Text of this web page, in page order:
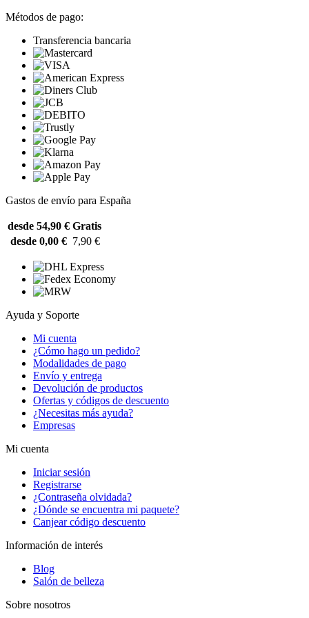
Métodos de pago:
Transferencia bancaria
Gastos de envío para España
desde 54,90 € Gratis
desde 0,00 € 7,90 €
Ayuda y Soporte
Mi cuenta
¿Cómo hago un pedido?
Modalidades de pago
Envío y entrega
Devolución de productos
Ofertas y códigos de descuento
¿Necesitas más ayuda?
Empresas
Mi cuenta
Iniciar sesión
Registrarse
¿Contraseña olvidada?
¿Dónde se encuentra mi paquete?
Canjear código descuento
Información de interés
Blog
Salón de belleza
Sobre nosotros